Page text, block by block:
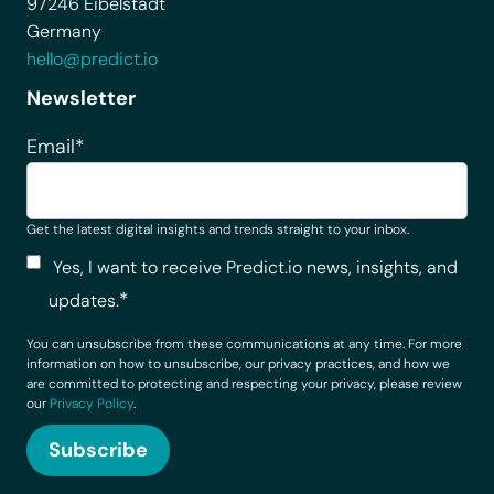
[•3] mois, à l'issue de laquelle ce message vous sera à
nouveau affiché.
cliquant sur le lien « Cookies » en bas de page.
Germany
hello@predict.io
Newsletter
Email*
Get the latest digital insights and trends straight to your inbox.
Yes, I want to receive Predict.io news, insights, and
updates.*
You can unsubscribe from these communications at any time. For more
information on how to unsubscribe, our privacy practices, and how we
are committed to protecting and respecting your privacy, please review
our Privacy Policy.